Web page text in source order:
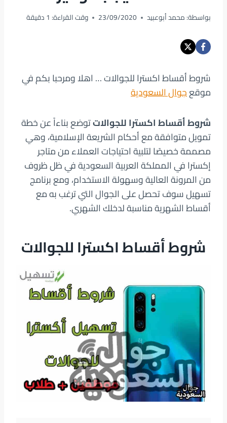
بواسطة:محمد أبوعبيد 23/09/2020 وقت القراءة: 1دقيقة
شروط أقساط اكسترا للجوالات … اهلا ومرحبا بكم في
موقعجوال السعودية
شروط أقساط اكسترا للجوالاتتوضع بناءاً عن خطة
تمويل متوافقة مع أحكام الشريعة الإسلامية، وهي
مصممة خصيصًا لتلبية احتياجات العملاء من متاجر
إكسترا في المملكة العربية السعودية في ظل ظروف
من المرونة العالية وسهولة الاستخدام، ومع برنامج
تسهيل سوف تحصل على الجوال التي ترغب به مع
أقساط الشهرية مناسبة لدخلك الشهري.
شروط أقساط اكسترا للجوالات